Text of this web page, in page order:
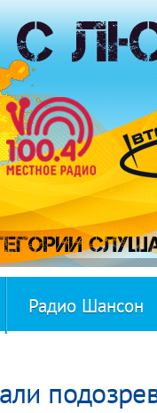
Радио Шансон